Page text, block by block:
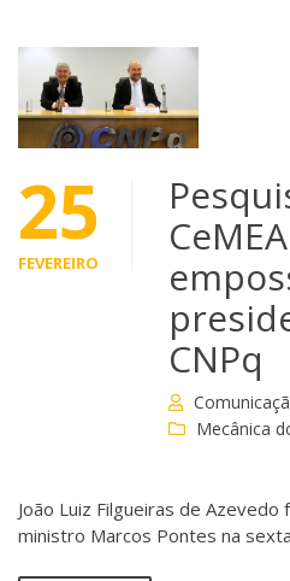
25
FEVEREIRO
CNPq
Mecânica
João Luiz Filgueiras de
ministro Marcos Pontes na